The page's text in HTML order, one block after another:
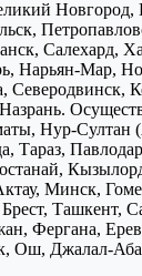
Салехард,
Нарьян-Мар,
Северодвинск,
Нур-Султан
Тараз,
Минск,
Ташкент,
Фергана,
Ош, Джалал-